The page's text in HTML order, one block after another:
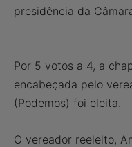
presidência da
Por 5 votos a 4, a
encabeçada pelo
(Podemos) foi eleita.
O vereador reeleito,